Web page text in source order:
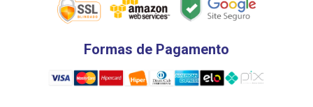
Formas de Pagamento